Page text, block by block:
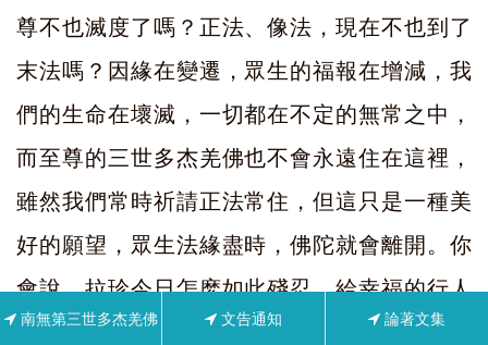
尊不也滅度了嗎？正法、像法，現在不也到了
末法嗎？因緣在變遷，眾生的福報在增減，我
們的生命在壞滅，一切都在不定的無常之中，
而至尊的三世多杰羌佛也不會永遠住在這裡，
雖然我們常時祈請正法常住，但這只是一種美
好的願望，眾生法緣盡時，佛陀就會離開。你
會說，拉珍今日怎麽如此殘忍，給幸福的行人
潑這麼冷的冰水？不是殘忍，是警醒。我想讓
南無第三世多杰羌佛 文告通知 論著文集